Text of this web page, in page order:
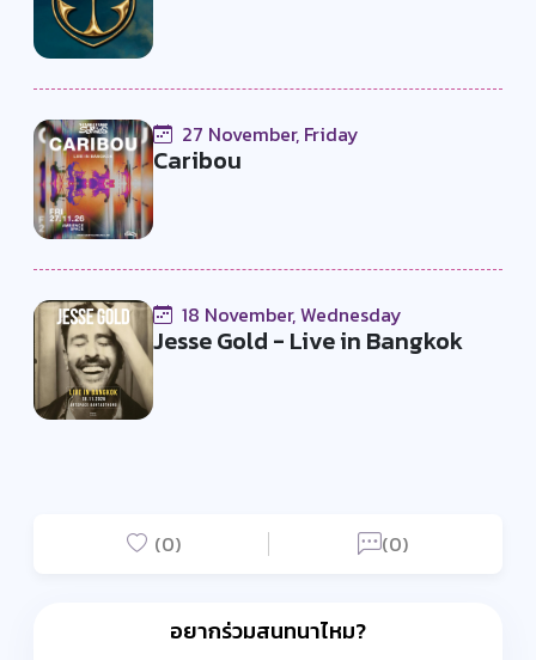
27 November, Friday
Caribou
18 November, Wednesday
Jesse Gold - Live in Bangkok
(0) (0)
อยากร่วมสนทนาไหม?